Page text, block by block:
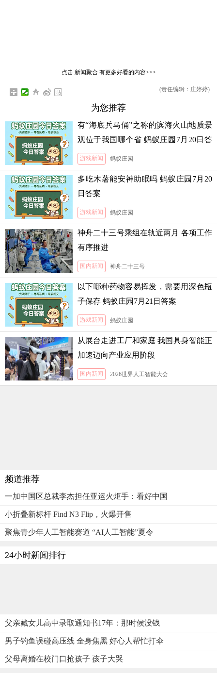
点击 新闻聚合有更多好看的内容>>>
(责任编辑：庄婷婷)
为您推荐
有“海底兵马俑”之称的滨海火山地质景
观位于我国哪个省 蚂蚁庄园7月20日答
案
游戏新闻 蚂蚁庄园
多吃木薯能安神助眠吗 蚂蚁庄园7月20
日答案
游戏新闻 蚂蚁庄园
神舟二十三号乘组在轨近两月 各项工作
有序推进
国内新闻 神舟二十三号
以下哪种药物容易挥发，需要用深色瓶
子保存 蚂蚁庄园7月21日答案
游戏新闻 蚂蚁庄园
从展台走进工厂和家庭 我国具身智能正
加速迈向产业应用阶段
国内新闻 2026世界人工智能大会
频道推荐
一加中国区总裁李杰担任亚运火炬手：看好中国
小折叠新标杆 Find N3 Flip，火爆开售
聚焦青少年人工智能赛道 “AI人工智能”夏令
24小时新闻排行
父亲藏女儿高中录取通知书17年：那时候没钱
男子钓鱼误碰高压线 全身焦黑 好心人帮忙打伞
父母离婚在校门口抢孩子 孩子大哭